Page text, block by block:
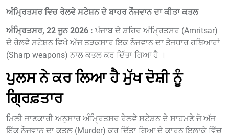
ਅੰਮ੍ਰਿਤਸਰ ਵਿਚ ਰੇਲਵੇ ਸਟੇਸ਼ਨ ਦੇ ਬਾਹਰ ਨੌਜਵਾਨ ਦਾ ਕੀਤਾ ਕਤਲ
ਅੰਮ੍ਰਿਤਸਰ, 22 ਜੂਨ 2026 : ਪੰਜਾਬ ਦੇ ਸ਼ਹਿਰ ਅੰਮ੍ਰਿਤਸਰ (Amritsar)
ਦੇ ਰੇਲਵੇ ਸਟੇਸ਼ਨ ਵਿਖੇ ਅੱਜ ਤੜਕਸਾਰ ਇਕ ਨੌਜਵਾਨ ਦਾ ਤੇਜਧਾਰ ਹਥਿਆਰਾਂ
(Sharp weapons) ਨਾਲ ਕਤਲ ਕਰ ਦਿੱਤਾ ਗਿਆ ਹੈ ।
ਪੁਲਸ ਨੇ ਕਰ ਲਿਆ ਹੈ ਮੁੱਖ ਦੋਸ਼ੀ ਨੂੰ
ਗ੍ਰਿਫ਼ਤਾਰ
ਮਿਲੀ ਜਾਣਕਾਰੀ ਅਨੁਸਾਰ ਅੰਮ੍ਰਿਤਸਰ ਰੇਲਵੇ ਸਟੇਸ਼ਨ ਦੇ ਸਾਹਮਣੇ ਜੋ ਅੱਜ
ਇੱਕ ਨੌਜਵਾਨ ਦਾ ਕਤਲ (Murder) ਕਰ ਦਿੱਤਾ ਗਿਆ ਦੇ ਕਾਰਨ ਇਲਾਕੇ ਵਿੱਚ